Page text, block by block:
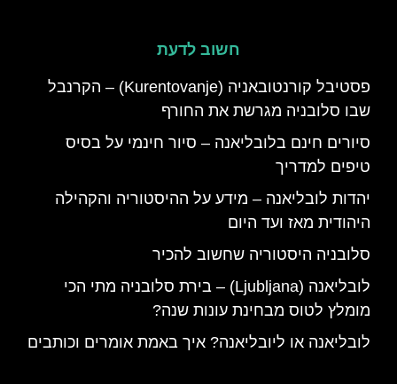
חשוב לדעת
פסטיבל קורנטובאניה (Kurentovanje) – הקרנבל
שבו סלובניה מגרשת את החורף
סיורים חינם בלובליאנה – סיור חינמי על בסיס
טיפים למדריך
יהדות לובליאנה – מידע על ההיסטוריה והקהילה
היהודית מאז ועד היום
סלובניה היסטוריה שחשוב להכיר
לובליאנה (Ljubljana) – בירת סלובניה מתי הכי
מומלץ לטוס מבחינת עונות שנה?
לובליאנה או ליובליאנה? איך באמת אומרים וכותבים